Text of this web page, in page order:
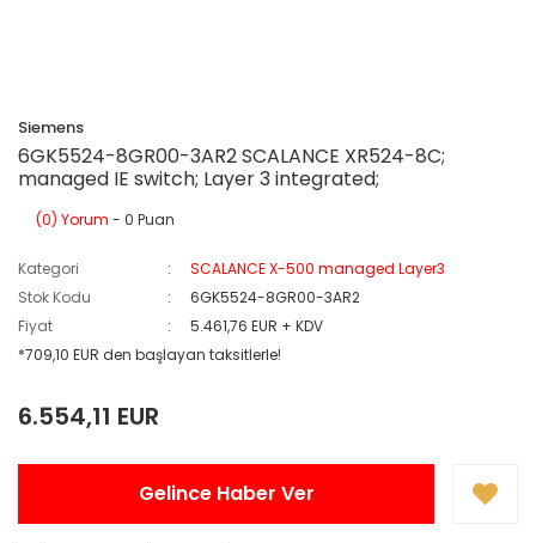
Siemens
6GK5524-8GR00-3AR2 SCALANCE XR524-8C;
managed IE switch; Layer 3 integrated;
(0) Yorum - 0 Puan
Kategori
SCALANCE X-500 managed Layer3
Stok Kodu
6GK5524-8GR00-3AR2
Fiyat
5.461,76 EUR + KDV
*709,10 EUR den başlayan taksitlerle!
6.554,11 EUR
Gelince Haber Ver